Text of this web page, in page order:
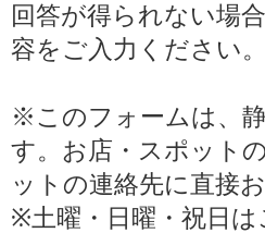
回答が得られない場合
容をご入力ください。
※このフォームは、
す。お店・スポット
ットの連絡先に直接
※土曜・日曜・祝日